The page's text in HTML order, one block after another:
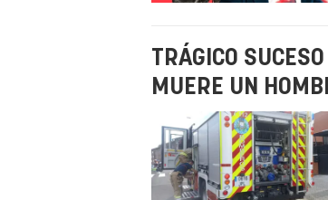
TRÁGICO
MUERE UN